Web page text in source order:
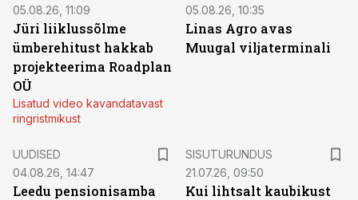
05.08.26, 11:09
Jüri liiklussõlme
ümberehitust hakkab
projekteerima Roadplan
OÜ
Lisatud video kavandatavast
ringristmikust
05.08.26, 10:35
Linas Agro avas
Muugal viljaterminali
UUDISED
04.08.26, 14:47
Leedu pensionisamba
SISUTURUNDUS
21.07.26, 09:50
Kui lihtsalt kaubikust